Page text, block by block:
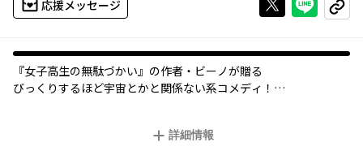
応援メッセージ コピー
『女子高生の無駄づかい』の作者・ビーノが贈る
びっくりするほど宇宙とかと関係ない系コメディ！
詳細情報